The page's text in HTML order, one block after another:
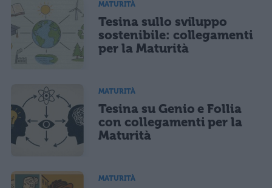
MATURITÀ
Tesina sullo sviluppo
sostenibile: collegamenti
per la Maturità
MATURITÀ
Tesina su Genio e Follia
con collegamenti per la
Maturità
MATURITÀ